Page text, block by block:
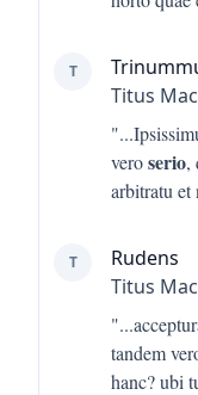
T
Titus
"...
veroserio,
arbitratu
T
Rudens
Titus
"...
tandem
hanc? ubi